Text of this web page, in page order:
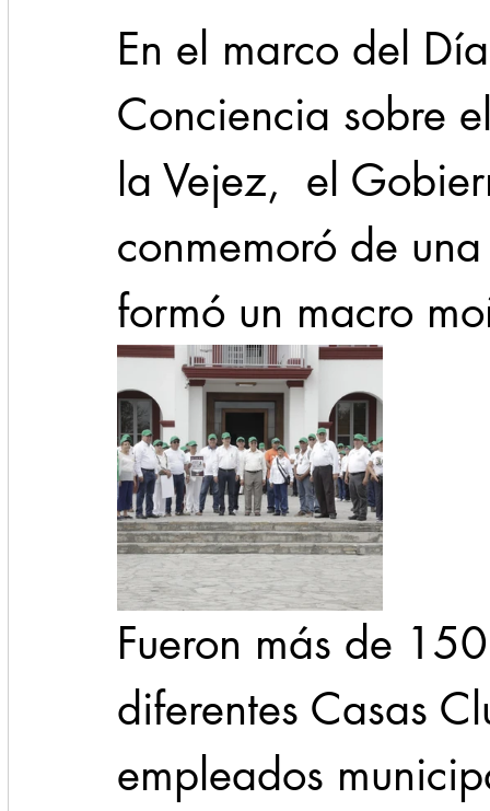
En el marco del
Conciencia sobre
la Vejez,  el
conmemoró de
formó un macro
Fueron más de
diferentes Casas
empleados